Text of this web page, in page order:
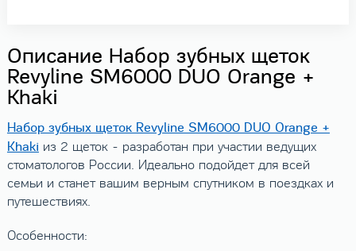
Описание Набор зубных щеток
Revyline SM6000 DUO Orange +
Khaki
Набор зубных щеток Revyline SM6000 DUO Orange +
Khaki из 2 щеток - разработан при участии ведущих
стоматологов России. Идеально подойдет для всей
семьи и станет вашим верным спутником в поездках и
путешествиях.
Особенности: